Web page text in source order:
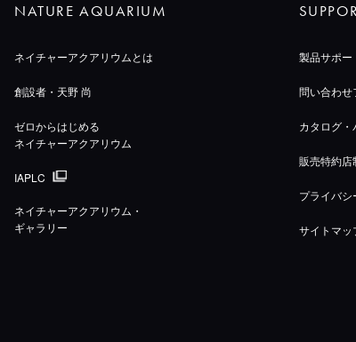
NATURE AQUARIUM
ネイチャーアクアリウムとは
創設者・天野 尚
ゼロからはじめる
ネイチャーアクアリウム
IAPLC
ネイチャーアクアリウム・
ギャラリー
製品サポー
問い合わせ
カタログ
販売特約店
プライバ
サイトマッ